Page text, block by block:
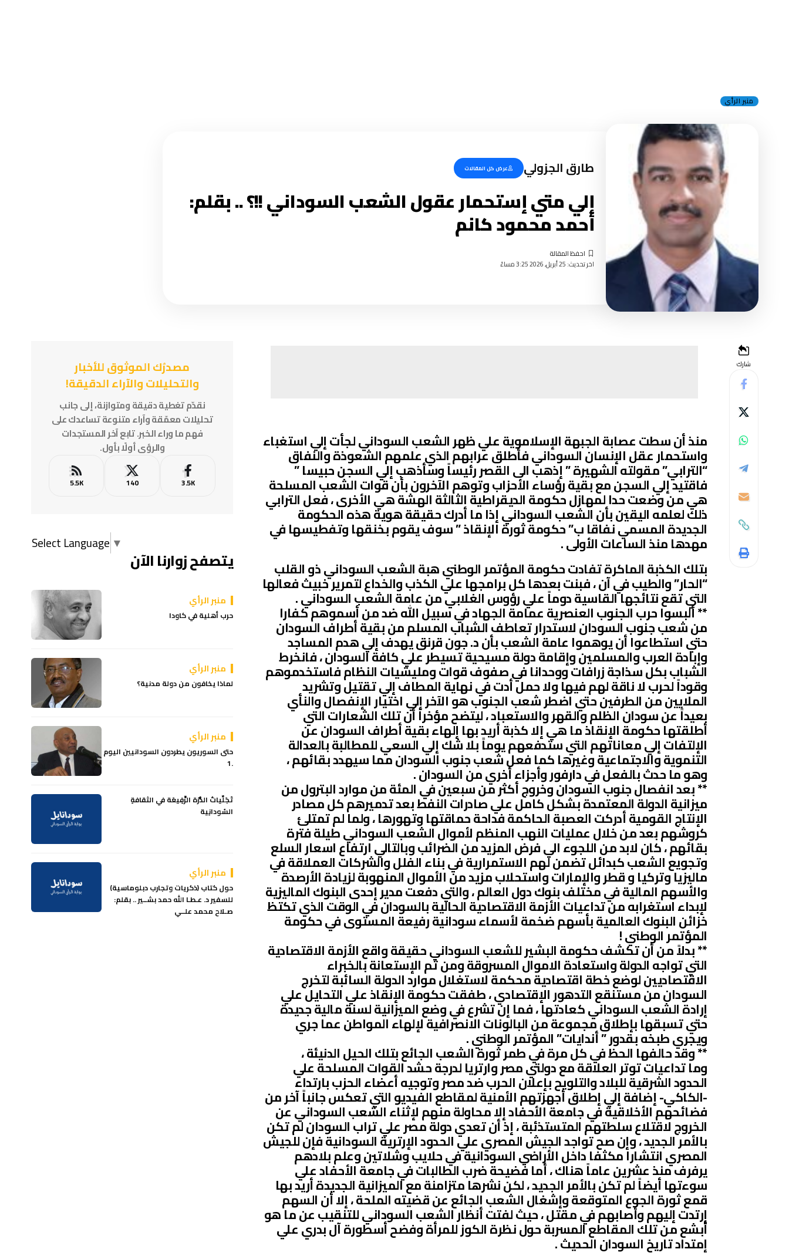
منبر الرأي
طارق الجزولي عرض كل المقالات
إلي متي إستحمار عقول الشعب السوداني !!؟ .. بقلم:
أحمد محمود كانم
اخر تحديث: 25 أبريل, 2026 3:25 مساءً
شارك
منذ أن سطت عصابة الجبهة الإسلاموية علي ظهر الشعب السوداني لجأت إلي استغباء
واستحمار عقل الإنسان السوداني فأطلق عرابهم الذي علمهم الشعوذة والنفاق
“الترابي” مقولته الشهيرة ” إذهب الى القصر رئيساً وسأذهب إلي السجن حبيسا ”
فاقتيد إلي السجن مع بقية رؤساء الأحزاب وتوهم الآخرون بأن قوات الشعب المسلحة
هي من وضعت حدا لمهازل حكومة الديقراطية الثالثة الهشة هي الأخرى ، فعل الترابي
ذلك لعلمه اليقين بأن الشعب السوداني إذا ما أدرك حقيقة هوية هذه الحكومة
الجديدة المسمي نفاقا ب” حكومة ثورة الإنقاذ ” سوف يقوم بخنقها وتفطيسها في
مهدها منذ الساعات الأولى .
بتلك الكذبة الماكرة تفادت حكومة المؤتمر الوطني هبة الشعب السوداني ذو القلب
“الحار” والطيب في آن ، فبنت بعدها كل برامجها علي الكذب والخداع لتمرير خبيث فعالها
التي تقع نتائجها القاسية دوماً علي رؤوس الغلابي من عامة الشعب السوداني .
** ألبسوا حرب الجنوب العنصرية عمامة الجهاد في سبيل الله ضد من أسموهم كفارا
من شعب جنوب السودان لاستدرار تعاطف الشباب المسلم من بقية أطراف السودان
حتي استطاعوا أن يوهموا عامة الشعب بأن د. جون قرنق يهدف إلي هدم المساجد
وإبادة العرب والمسلمين وإقامة دولة مسيحية تسيطر علي كافة السودان ، فانخرط
الشباب بكل سذاجة زرافات ووحدانا في صفوف قوات ومليشيات النظام فاستخدموهم
وقوداً لحرب لا ناقة لهم فيها ولا حمل أدت في نهاية المطاف إلي تقتيل وتشريد
الملايين من الطرفين حتي اضطر شعب الجنوب هو الآخر إلي اختيار الإنفصال والنأي
بعيداً عن سودان الظلم والقهر والاستعباد ، ليتضح مؤخراً أن تلك الشعارات التي
أطلقتها حكومة الإنقاذ ما هي إلا كذبة أريد بها إلهاء بقية أطراف السودان عن
الإلتفات إلي معاناتهم التي ستدفعهم يوماً بلا شك إلي السعي للمطالبة بالعدالة
التنموية والاجتماعية وغيرها كما فعل شعب جنوب السودان مما سيهدد بقائهم ،
وهو ما حدث بالفعل في دارفور وأجزاء أخري من السودان .
** بعد انفصال جنوب السودان وخروج أكثر من سبعين في المئة من موارد البترول من
ميزانية الدولة المعتمدة بشكل كامل علي صادرات النفط بعد تدميرهم كل مصادر
الإنتاج القومية أدركت العصبة الحاكمة فداحة حماقتها وتهورها ، ولما لم تمتلئ
كروشهم بعد من خلال عمليات النهب المنظم لأموال الشعب السوداني طيلة فترة
بقائهم ، كان لابد من اللجوء الي فرض المزيد من الضرائب وبالتالي ارتفاع اسعار السلع
وتجويع الشعب كبدائل تضمن لهم الاستمرارية في بناء الفلل والشركات العملاقة في
ماليزيا وتركيا و قطر والإمارات واستحلاب مزيد من الأموال المنهوبة لزيادة الأرصدة
والأسهم المالية في مختلف بنوك دول العالم ، والتي دفعت مدير إحدى البنوك الماليزية
لإبداء استغرابه من تداعيات الأزمة الاقتصادية الحالية بالسودان في الوقت الذي تكتظ
خزائن البنوك العالمية بأسهم ضخمة لأسماء سودانية رفيعة المستوى في حكومة
المؤتمر الوطني !
** بدلاً من أن تكشف حكومة البشير للشعب السوداني حقيقة واقع الأزمة الاقتصادية
التي تواجه الدولة واستعادة الاموال المسروقة ومن ثم الإستعانة بالخبراء
الاقتصاديين لوضع خطة اقتصادية محكمة لاستغلال موارد الدولة السائبة لتخرج
السودان من مستنقع التدهور الإقتصادي ، طفقت حكومة الإنقاذ علي التحايل علي
إرادة الشعب السوداني كعادتها ، فما إن تشرع في وضع الميزانية لسنة مالية جديدة
حتي تسبقها بإطلاق مجموعة من البالونات الانصرافية لإلهاء المواطن عما جري
ويجري طبخه بقدور ” أندايات” المؤتمر الوطني .
** وقد حالفها الحظ في كل مرة في طمر ثورة الشعب الجائع بتلك الحيل الدنيئة ،
وما تداعيات توتر العلاقة مع دولتي مصر وارتريا لدرجة حشد القوات المسلحة علي
الحدود الشرقية للبلاد والتلويح بإعلان الحرب ضد مصر وتوجيه أعضاء الحزب بارتداء
-الكاكي- إضافة إلي إطلاق أجهزتهم الأمنية لمقاطع الفيديو التي تعكس جانباً آخر من
فضائحهم الأخلاقية في جامعة الأحفاد إلا محاولة منهم لإثناء الشعب السوداني عن
الخروج لاقتلاع سلطتهم المتستذئبة ، إذ أن تعدي دولة مصر علي تراب السودان لم تكن
بالأمر الجديد ، وإن صح تواجد الجيش المصري علي الحدود الإرترية السودانية فإن للجيش
المصري انتشارا مكثفا داخل الأراضي السودانية في حلايب وشلاتين وعلم بلادهم
يرفرف منذ عشرين عاماً هناك ، أما فضيحة ضرب الطالبات في جامعة الأحفاد علي
سوءتها أيضاً لم تكن بالأمر الجديد ، لكن نشرها متزامنة مع الميزانية الجديدة أريد بها
قمع ثورة الجوع المتوقعة وإشغال الشعب الجائع عن قضيته الملحة ، إلا أن السهم
إرتدت إليهم وأصابهم في مقتل ، حيث لفتت أنظار الشعب السوداني للتنقيب عن ما هو
أبشع من تلك المقاطع المسربة حول نظرة الكوز للمرأة وفضح أسطورة آل بدري علي
إمتداد تاريخ السودان الحديث .
مصدرُك الموثوق للأخبار
والتحليلات والآراء الدقيقة!
نقدّم تغطية دقيقة ومتوازنة، إلى جانب
تحليلات معمّقة وآراء متنوعة تساعدك على
فهم ما وراء الخبر. تابع آخر المستجدات
والرؤى أولًا بأول.
3.5K
140
5.5K
Select Language ▼
يتصفح زوارنا الآن
منبر الرأي
حرب أهلية في كاودا
منبر الرأي
لماذا يخافون من دولة مدنية؟
منبر الرأي
حتى السوريون يطردون السودانيين اليوم
.1
تَجَلِّياتُ الذُّرَة الرَّفِيعَة في الثقافةِ
السُودانِية
منبر الرأي
حول كتاب (ذكريات وتجارب دبلوماسية)
للسفير د. عـطـا الله حمد بشــير .. بقلم:
صـلاح محمد علــي